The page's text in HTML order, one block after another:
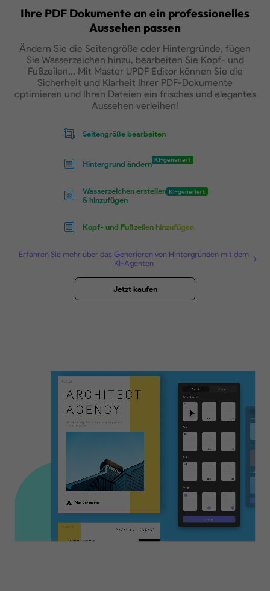
Ihre PDF Dokumente an ein
Aussehen passen
optimieren und Ihren Dateien ein frisches und
Aussehen verleihen!
Seitengröße bearbeiten
Hintergrund ändern
Wasserzeichen erstellen
KI-generiert
Kopf- und Fußzeilen hinzufügen